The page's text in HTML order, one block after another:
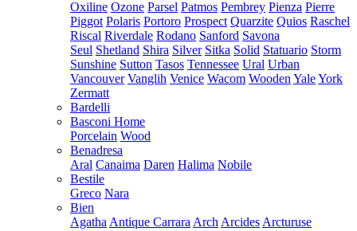
Oxiline Ozone Parsel Patmos Pembrey Pienza Pierre
Piggot Polaris Portoro Prospect Quarzite Quios Raschel
Riscal Riverdale Rodano Sanford Savona
Seul Shetland Shira Silver Sitka Solid Statuario Storm
Sunshine Sutton Tasos Tennessee Ural Urban
Vancouver Vanglih Venice Wacom Wooden YaleYork
Zermatt
Bardelli
Basconi Home
Porcelain Wood
Benadresa
Aral Canaima Daren Halima Nobile
Bestile
Greco Nara
Bien
Agatha Antique Carrara Arch Arcides Arcturuse